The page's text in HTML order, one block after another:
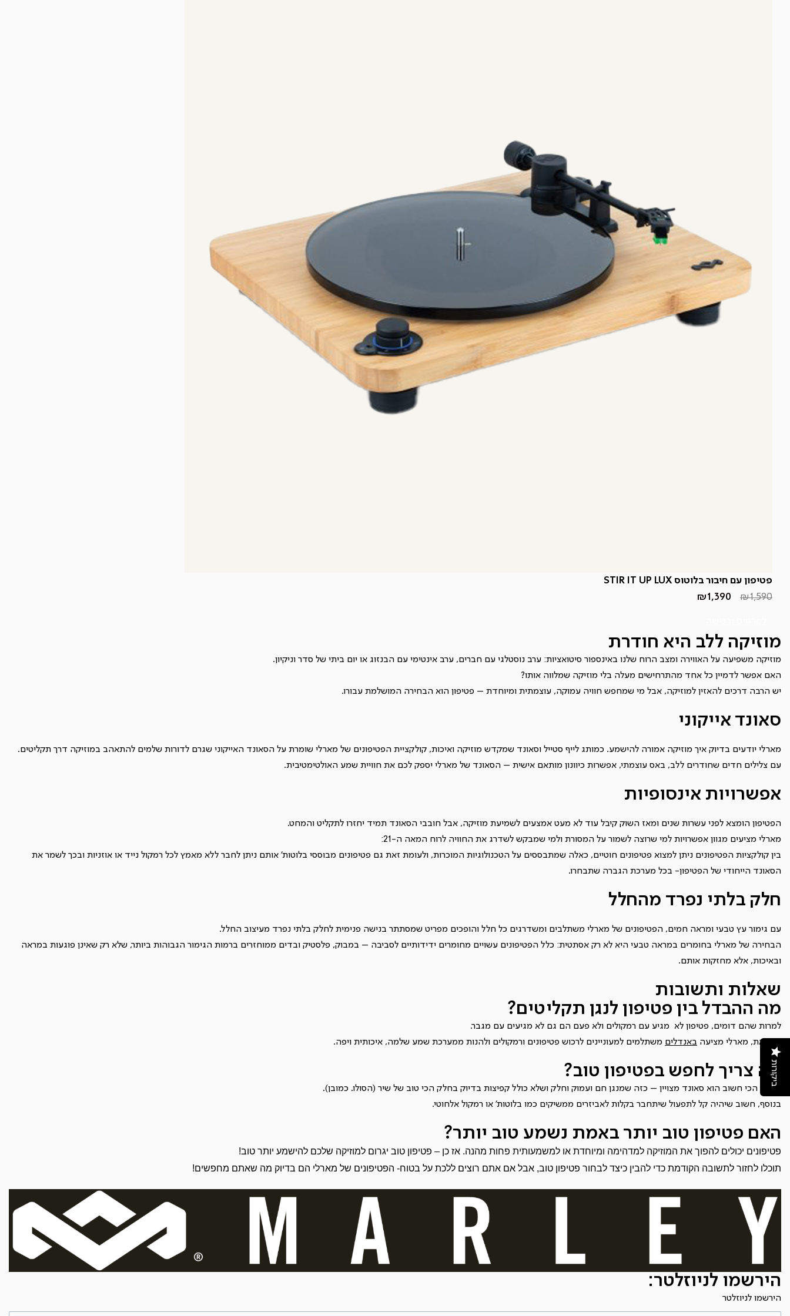
פטיפון עם חיבור בלוטוס STIR IT UP LUX
₪1,590
המחיר
₪1,390
המחיר
מוזיקה ללב היא חודרת
מוזיקה משפיעה על האווירה ומצב הרוח שלנו באינספור סיטואציות: ערב נוסטלגי עם חברים, ערב אינטימי עם הבנזוג או יום ביתי של סדר וניקיון.
האם אפשר לדמיין כל אחד מהתרחישים מעלה בלי מוזיקה שמלווה אותו?
יש הרבה דרכים להאזין למוזיקה, אבל מי שמחפש חוויה עמוקה, עוצמתית ומיוחדת – פטיפון הוא הבחירה המושלמת עבורו.
סאונד אייקוני
מארלי יודעים בדיוק איך מוזיקה אמורה להישמע. כמותג לייף סטייל וסאונד שמקדש מוזיקה ואיכות, קולקציית הפטיפונים של מארלי שומרת על הסאונד האייקוני שגרם לדורות שלמים להתאהב במוזיקה דרך תקליטים.
עם צלילים חדים שחודרים ללב, באס עוצמתי, אפשרות כיוונון מותאם אישית – הסאונד של מארלי יספק לכם את חוויית שמע האולטימטיבית.
אפשרויות אינסופיות
הפטיפון הומצא לפני עשרות שנים ומאז השוק קיבל עוד לא מעט אמצעים לשמיעת מוזיקה, אבל חובבי הסאונד תמיד יחזרו לתקליט והמחט.
מארלי מציעים מגוון אפשרויות למי שרוצה לשמור על המסורת ולמי שמבקש לשדרג את החוויה לרוח המאה ה-21:
בין קולקציות הפטיפונים ניתן למצוא פטיפונים חוטיים, כאלה שמתבססים על הטכנולוגיות המוכרות, ולעומת זאת גם פטיפונים מבוססי בלוטות' אותם ניתן לחבר ללא מאמץ לכל רמקול נייד או אוזניות ובכך לשמר את
הסאונד הייחודי של הפטיפון- בכל מערכת הגברה שתבחרו.
חלק בלתי נפרד מהחלל
עם גימור עץ טבעי ומראה חמים, הפטיפונים של מארלי משתלבים ומשדרגים כל חלל והופכים מפריט שמסתתר בנישה פנימית לחלק בלתי נפרד מעיצוב החלל.
הבחירה של מארלי בחומרים במראה טבעי היא לא רק אסתטית: כלל הפטיפונים עשויים מחומרים ידידותיים לסביבה – במבוק, פלסטיק ובדים ממוחזרים ברמות הגימור הגבוהות ביותר, שלא רק שאינן פוגעות במראה
ובאיכות, אלא מחזקות אותם.
שאלות ותשובות
מה ההבדל בין פטיפון לנגן תקליטים?
למרות שהם דומים, פטיפון לא מגיע עם רמקולים ולא פעם הם גם לא מגיעים עם מגבר.
עם זאת, מארלי מציעה באנדלים משתלמים למעוניינים לרכוש פטיפונים ורמקולים ולהנות ממערכת שמע שלמה, איכותית ויפה.
מה צריך לחפש בפטיפון טוב?
הדבר הכי חשוב הוא סאונד מצויין – כזה שמנגן חם ועמוק וחלק ושלא כולל קפיצות בדיוק בחלק הכי טוב של שיר (הסולו. כמובן).
בנוסף, חשוב שיהיה קל לתפעול שיתחבר בקלות לאביזרים ממשיקים כמו בלוטות' או רמקול אלחוטי.
האם פטיפון טוב יותר באמת נשמע טוב יותר?
פטיפונים יכולים להפוך את המוזיקה למדהימה ומיוחדת או למשמעותית פחות מהנה. אז כן – פטיפון טוב יגרום למוזיקה שלכם להישמע יותר טוב!
תוכלו לחזור לתשובה הקודמת כדי להבין כיצד לבחור פטיפון טוב, אבל אם אתם רוצים ללכת על בטוח- הפטיפונים של מארלי הם בדיוק מה שאתם מחפשים!
הירשמו לניוזלטר:
הירשמו לניוזלטר
ביקורות